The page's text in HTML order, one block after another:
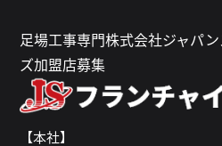
足場工事専門株式会社ジャパ
ズ加盟店募集
【本社】